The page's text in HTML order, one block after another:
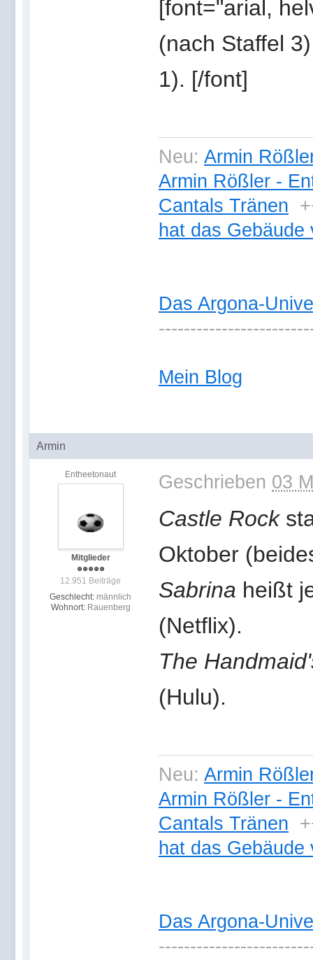
[font="arial,
(nach Staffel
1). [/font]
Neu: Armin
Armin Rößler -
Cantals Tränen
hat das Gebäude
Das Argona-
Mein Blog
Armin
Entheetonaut
Mitglieder
12.951 Beiträge
Geschlecht: männlich
Wohnort: Rauenberg
Geschrieben 03
Castle Rock
Oktober
Sabrina heißt
(Netflix).
The
(Hulu).
Neu: Armin
Armin Rößler -
Cantals Tränen
hat das Gebäude
Das Argona-